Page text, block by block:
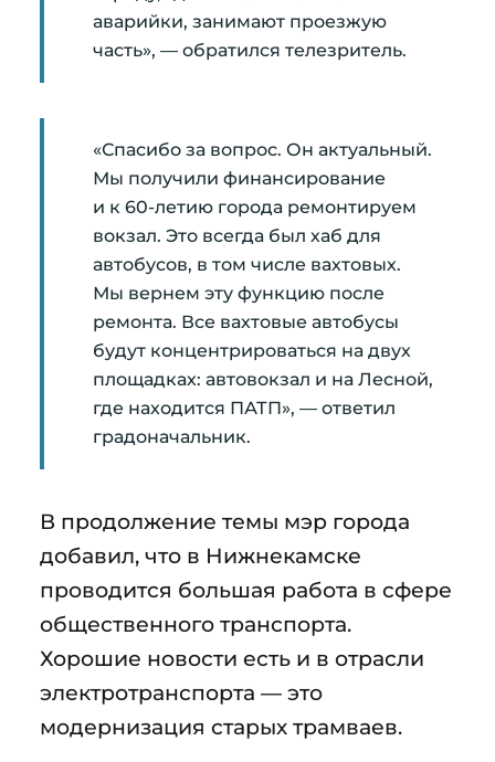
аварийки, занимают проезжую
часть», — обратился телезритель.
«Спасибо за вопрос. Он актуальный.
Мы получили финансирование
и к 60-летию города ремонтируем
вокзал. Это всегда был хаб для
автобусов, в том числе вахтовых.
Мы вернем эту функцию после
ремонта. Все вахтовые автобусы
будут концентрироваться на двух
площадках: автовокзал и на Лесной,
где находится ПАТП», — ответил
градоначальник.
В продолжение темы мэр города
добавил, что в Нижнекамске
проводится большая работа в сфере
общественного транспорта.
Хорошие новости есть и в отрасли
электротранспорта — это
модернизация старых трамваев.